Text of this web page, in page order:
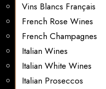
Vins Blancs Français
French Rose Wines
French Champagnes
Italian Wines
Italian White Wines
Italian Proseccos